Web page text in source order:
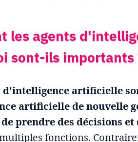
les agents
sont-ils importants
d'intelligence artificielle
artificielle de nouvelle
prendre des décisions
fonctions.